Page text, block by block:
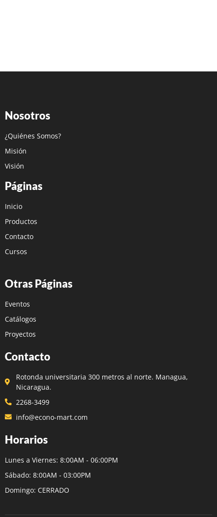
Nosotros
¿Quiénes Somos?
Misión
Visión
Páginas
Inicio
Productos
Contacto
Cursos
Otras Páginas
Eventos
Catálogos
Proyectos
Contacto
Rotonda universitaria 300 metros al norte. Managua,
Nicaragua.
2268-3499
info@econo-mart.com
Horarios
Lunes a Viernes: 8:00AM - 06:00PM
Sábado: 8:00AM - 03:00PM
Domingo: CERRADO